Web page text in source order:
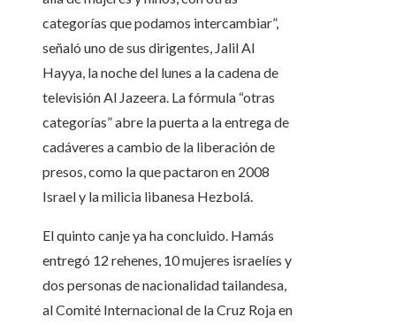
categorías que podamos intercambiar”,
señaló uno de sus dirigentes, Jalil Al
Hayya, la noche del lunes a la cadena de
televisión Al Jazeera. La fórmula “otras
categorías” abre la puerta a la entrega de
cadáveres a cambio de la liberación de
presos, como la que pactaron en 2008
Israel y la milicia libanesa Hezbolá.
El quinto canje ya ha concluido. Hamás
entregó 12 rehenes, 10 mujeres israelíes y
dos personas de nacionalidad tailandesa,
al Comité Internacional de la Cruz Roja en